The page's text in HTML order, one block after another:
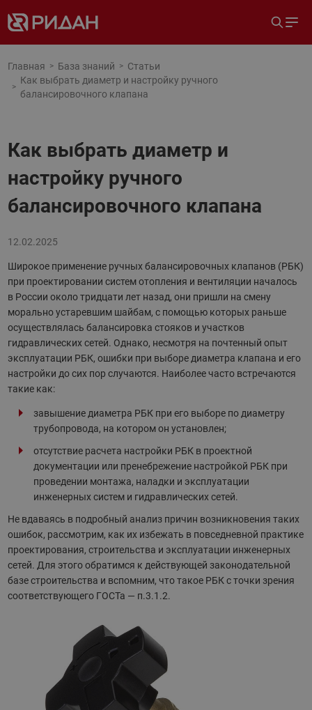
Главная База знаний
Статьи
Как выбрать диаметр и настройку ручного
балансировочного клапана
Как выбрать диаметр и
настройку ручного
балансировочного клапана
12.02.2025
Широкое применение ручных балансировочных клапанов (РБК)
при проектировании систем отопления и вентиляции началось
в России около тридцати лет назад, они пришли на смену
морально устаревшим шайбам, с помощью которых раньше
осуществлялась балансировка стояков и участков
гидравлических сетей. Однако, несмотря на почтенный опыт
эксплуатации РБК, ошибки при выборе диаметра клапана и его
настройки до сих пор случаются. Наиболее часто встречаются
такие как:
завышение диаметра РБК при его выборе по диаметру
трубопровода, на котором он установлен;
отсутствие расчета настройки РБК в проектной
документации или пренебрежение настройкой РБК при
проведении монтажа, наладки и эксплуатации
инженерных систем и гидравлических сетей.
Не вдаваясь в подробный анализ причин возникновения таких
ошибок, рассмотрим, как их избежать в повседневной практике
проектирования, строительства и эксплуатации инженерных
сетей. Для этого обратимся к действующей законодательной
базе строительства и вспомним, что такое РБК с точки зрения
соответствующего ГОСТа — п.3.1.2.